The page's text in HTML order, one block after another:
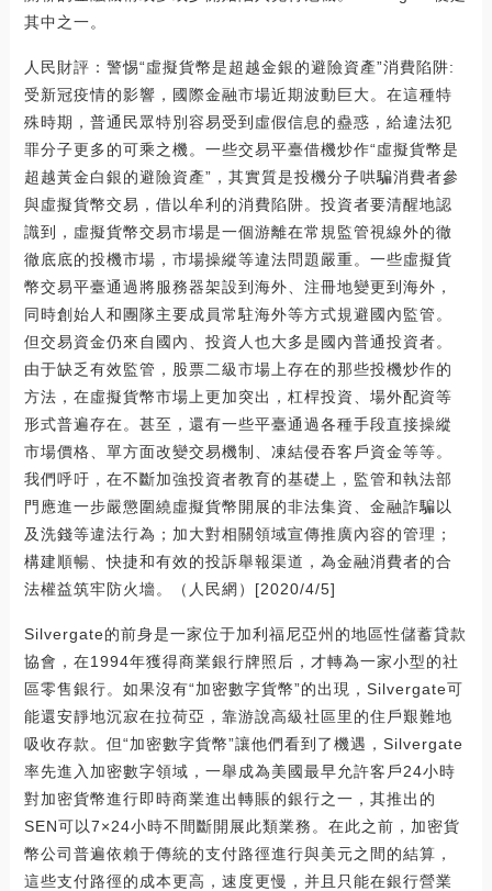
其中之一。
人民財評：警惕“虛擬貨幣是超越金銀的避險資產”消費陷阱:
受新冠疫情的影響，國際金融市場近期波動巨大。在這種特
殊時期，普通民眾特別容易受到虛假信息的蠱惑，給違法犯
罪分子更多的可乘之機。一些交易平臺借機炒作“虛擬貨幣是
超越黃金白銀的避險資產”，其實質是投機分子哄騙消費者參
與虛擬貨幣交易，借以牟利的消費陷阱。投資者要清醒地認
識到，虛擬貨幣交易市場是一個游離在常規監管視線外的徹
徹底底的投機市場，市場操縱等違法問題嚴重。一些虛擬貨
幣交易平臺通過將服務器架設到海外、注冊地變更到海外，
同時創始人和團隊主要成員常駐海外等方式規避國內監管。
但交易資金仍來自國內、投資人也大多是國內普通投資者。
由于缺乏有效監管，股票二級市場上存在的那些投機炒作的
方法，在虛擬貨幣市場上更加突出，杠桿投資、場外配資等
形式普遍存在。甚至，還有一些平臺通過各種手段直接操縱
市場價格、單方面改變交易機制、凍結侵吞客戶資金等等。
我們呼吁，在不斷加強投資者教育的基礎上，監管和執法部
門應進一步嚴懲圍繞虛擬貨幣開展的非法集資、金融詐騙以
及洗錢等違法行為；加大對相關領域宣傳推廣內容的管理；
構建順暢、快捷和有效的投訴舉報渠道，為金融消費者的合
法權益筑牢防火墻。（人民網）[2020/4/5]
Silvergate的前身是一家位于加利福尼亞州的地區性儲蓄貸款
協會，在1994年獲得商業銀行牌照后，才轉為一家小型的社
區零售銀行。如果沒有“加密數字貨幣”的出現，Silvergate可
能還安靜地沉寂在拉荷亞，靠游說高級社區里的住戶艱難地
吸收存款。但“加密數字貨幣”讓他們看到了機遇，Silvergate
率先進入加密數字領域，一舉成為美國最早允許客戶24小時
對加密貨幣進行即時商業進出轉賬的銀行之一，其推出的
SEN可以7×24小時不間斷開展此類業務。在此之前，加密貨
幣公司普遍依賴于傳統的支付路徑進行與美元之間的結算，
這些支付路徑的成本更高，速度更慢，并且只能在銀行營業